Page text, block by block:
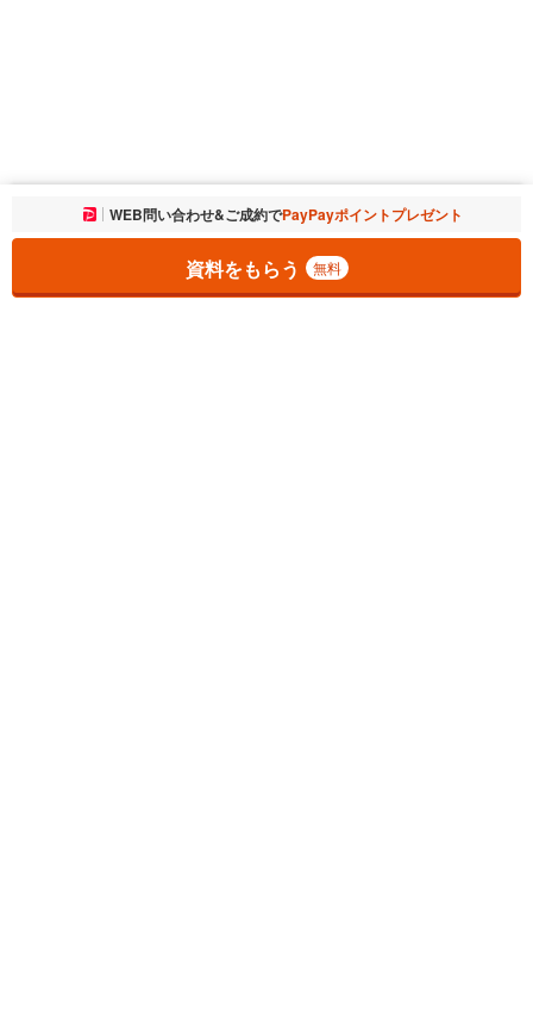
お気に入りに追加しました。 一覧を開く
WEB問い合わせ&ご成約でPayPayポイントプレゼント
資料をもらう 無料